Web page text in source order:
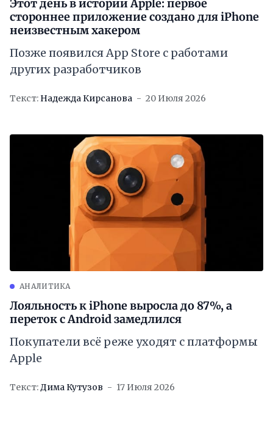
Этот день в истории Apple: первое
стороннее приложение создано для iPhone
неизвестным хакером
Позже появился App Store с работами
других разработчиков
Текст: Надежда Кирсанова 20 Июля 2026
АНАЛИТИКА
Лояльность к iPhone выросла до 87%, а
переток с Android замедлился
Покупатели всё реже уходят с платформы
Apple
Текст:Дима Кутузов 17 Июля 2026